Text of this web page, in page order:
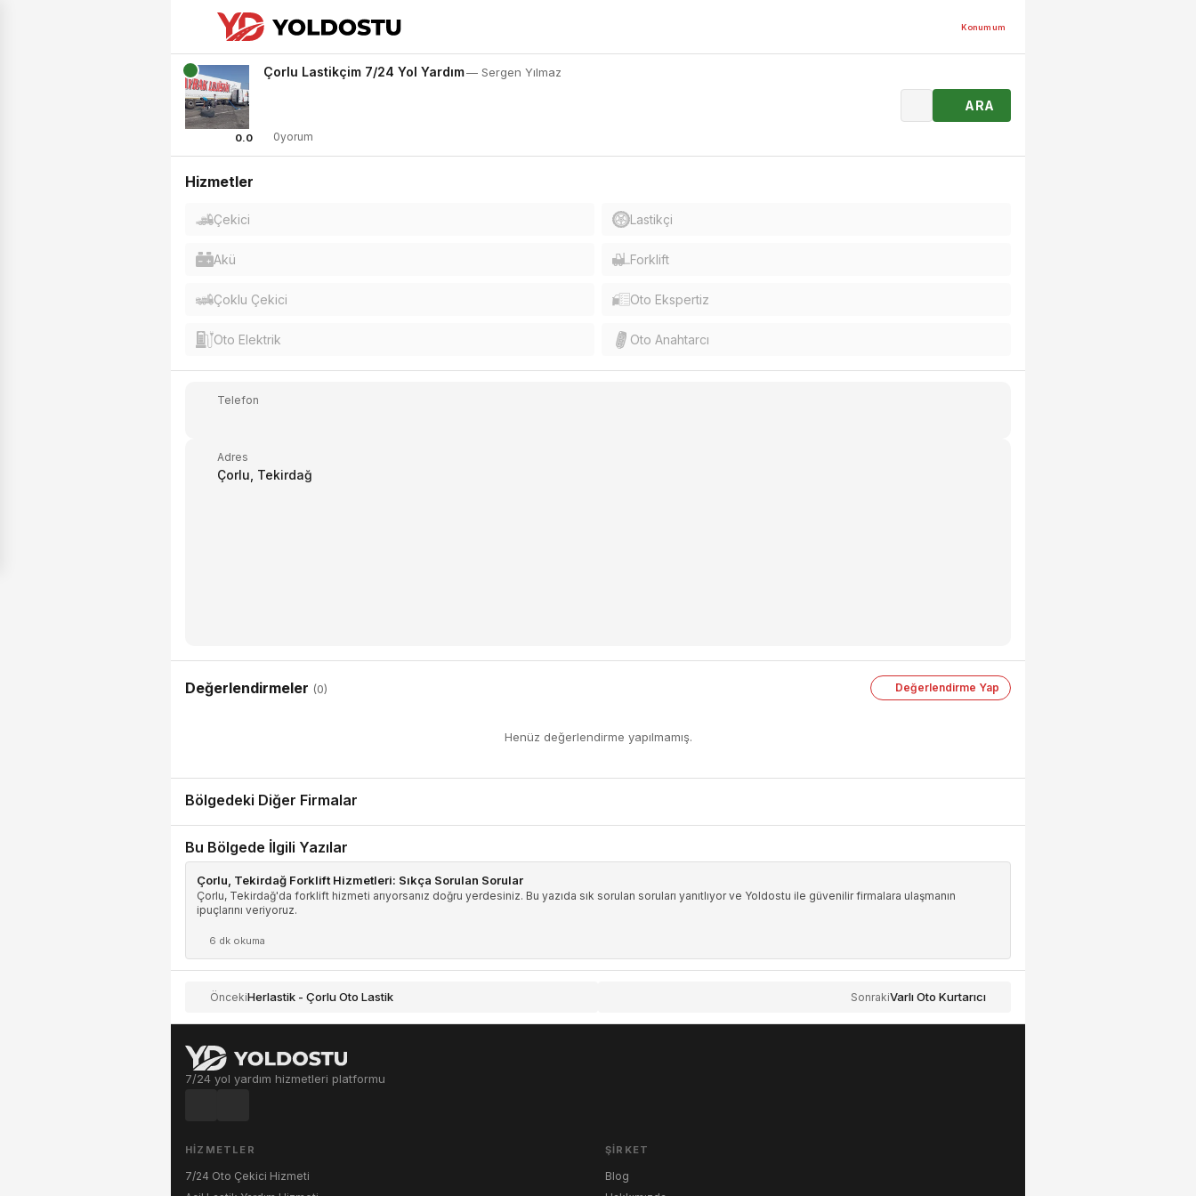
Konumum
0.0
Çorlu Lastikçim 7/24 Yol Yardım— Sergen Yılmaz
0yorum
ARA
Hizmetler
Çekici Lastikçi
Akü Forklift
Çoklu Çekici Oto Ekspertiz
Oto Elektrik Oto Anahtarcı
Telefon
Adres
Çorlu, Tekirdağ
Değerlendirmeler (0) Değerlendirme Yap
Henüz değerlendirme yapılmamış.
Bölgedeki Diğer Firmalar
Bu Bölgede İlgili Yazılar
Çorlu, Tekirdağ Forklift Hizmetleri: Sıkça Sorulan Sorular
Çorlu, Tekirdağ'da forklift hizmeti arıyorsanız doğru yerdesiniz. Bu yazıda sık sorulan soruları yanıtlıyor ve Yoldostu ile güvenilir firmalara ulaşmanın
ipuçlarını veriyoruz.
6 dk okuma
ÖncekiHerlastik - Çorlu Oto Lastik SonrakiVarlı Oto Kurtarıcı
7/24 yol yardım hizmetleri platformu
HIZMETLER
7/24 Oto Çekici Hizmeti
ŞIRKET
Blog